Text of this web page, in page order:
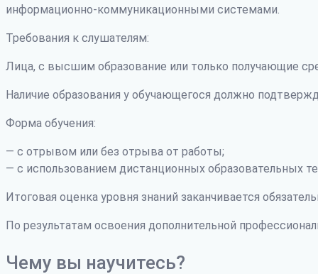
информационно-коммуникационными системами.
Требования к слушателям:
Лица, с высшим образование или только получающие
Наличие образования у обучающегося должно
Форма обучения:
— с отрывом или без отрыва от работы;
— с использованием дистанционных образовательных
Итоговая оценка уровня знаний заканчивается
По результатам освоения дополнительной
Чему вы научитесь?